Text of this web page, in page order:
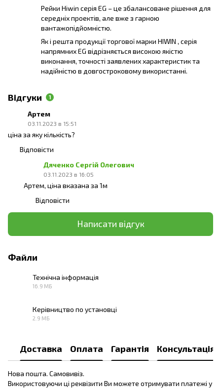
Рейки Hiwin серія EG – це збалансоване рішення для
середніх проектів, але вже з гарною
вантажопідйомністю.
Як і решта продукції торгової марки HIWIN , серія
напрямних EG відрізняється високою якістю
виконання, точності заявлених характеристик та
надійністю в довгостроковому використанні.
Відгуки 1
Артем
03.11.2023 в 15:51
ціна за яку кількість?
Відповісти
Дяченко Сергій Олегович
03.11.2023 в 16:05
Артем, ціна вказана за 1м
Відповісти
Написати відгук
Файли
Технічна інформація
16.9 МБ
Керівництво по установці
2.9 МБ
Доставка Оплата Гарантія Консультація
Нова пошта. Самовивіз.
Використовуючи ці реквізити Ви можете отримувати платежі у